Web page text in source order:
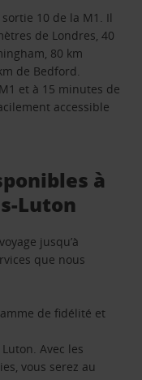
sortie 10 de la M1. Il
de Londres, 40
80 km
de Bedford.
et à 15 minutes de
accessible
à
Luton
jusqu’à
que nous
de fidélité et
Avec les
vous serez au